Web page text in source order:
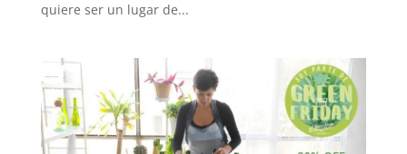
quiere ser un lugar de...